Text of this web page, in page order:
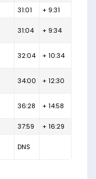
31:01 + 9:31
31:04 + 9:34
32:04 + 10:34
34:00 + 12:30
36:28 + 14:58
37:59
+ 16:29
DNS